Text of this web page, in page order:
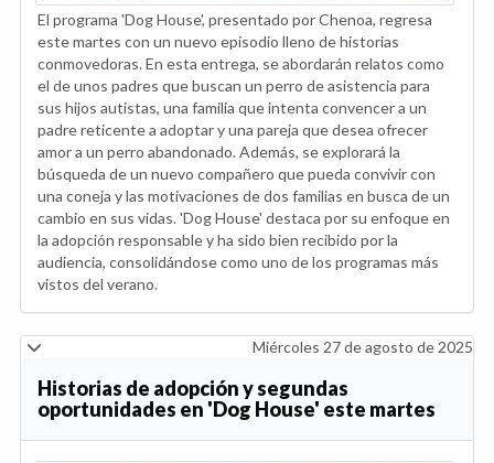
El programa 'Dog House', presentado por Chenoa, regresa
este martes con un nuevo episodio lleno de historias
conmovedoras. En esta entrega, se abordarán relatos como
el de unos padres que buscan un perro de asistencia para
sus hijos autistas, una familia que intenta convencer a un
padre reticente a adoptar y una pareja que desea ofrecer
amor a un perro abandonado. Además, se explorará la
búsqueda de un nuevo compañero que pueda convivir con
una coneja y las motivaciones de dos familias en busca de un
cambio en sus vidas. 'Dog House' destaca por su enfoque en
la adopción responsable y ha sido bien recibido por la
audiencia, consolidándose como uno de los programas más
vistos del verano.
Miércoles 27 de agosto de 2025
Historias de adopción y segundas
oportunidades en 'Dog House' este martes